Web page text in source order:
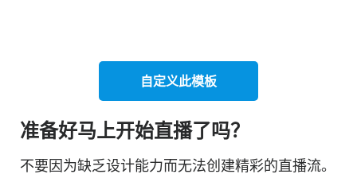
自定义此模板
准备好马上开始直播了吗？
不要因为缺乏设计能力而无法创建精彩的直播流。